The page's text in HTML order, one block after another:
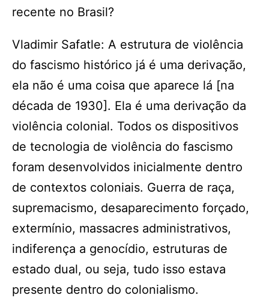
recente no Brasil?
Vladimir Safatle: A estrutura de violência
do fascismo histórico já é uma derivação,
ela não é uma coisa que aparece lá [na
década de 1930]. Ela é uma derivação da
violência colonial. Todos os dispositivos
de tecnologia de violência do fascismo
foram desenvolvidos inicialmente dentro
de contextos coloniais. Guerra de raça,
supremacismo, desaparecimento forçado,
extermínio, massacres administrativos,
indiferença a genocídio, estruturas de
estado dual, ou seja, tudo isso estava
presente dentro do colonialismo.